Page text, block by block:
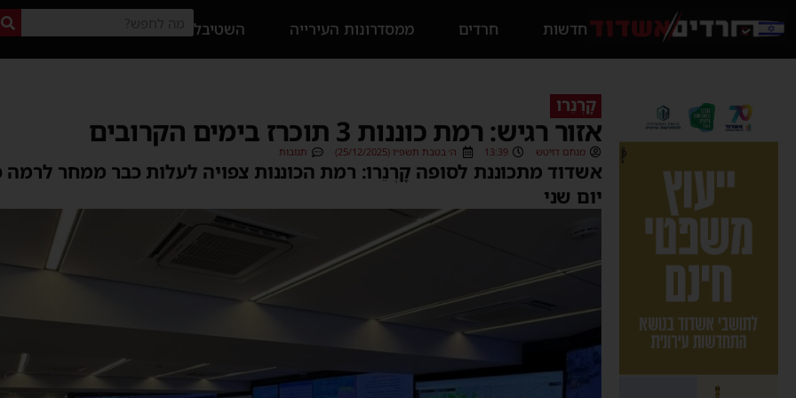
חדשות חרדים ממסדרונות העירייה השטיבל
קָרְנֵרו
אזור רגיש: רמת כוננות 3 תוכרז בימים הקרובים
מנחם דויטש 13:39 ה׳ בטבת תשפ״ו (25/12/2025) תגובות
יום שני